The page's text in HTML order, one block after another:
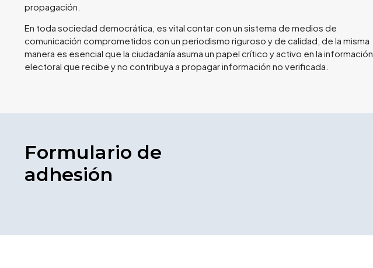
propagación.
En toda sociedad democrática, es vital contar con un sistema de medios de
comunicación comprometidos con un periodismo riguroso y de calidad, de la misma
manera es esencial que la ciudadanía asuma un papel crítico y activo en la información
electoral que recibe y no contribuya a propagar información no verificada.
Formulario de
adhesión